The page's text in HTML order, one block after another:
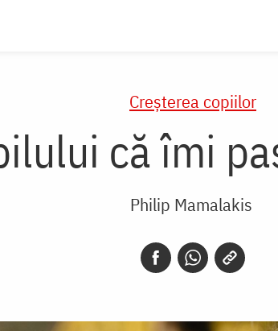
Creşterea copiilor
că îmi
Philip Mamalakis